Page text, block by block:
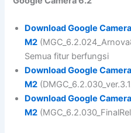
Download Google
M2
Semua fitur berfungsi
Download Google
M2
Download Google
M2